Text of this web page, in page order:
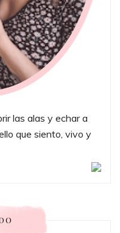
las alas y echar a
que siento, vivo y